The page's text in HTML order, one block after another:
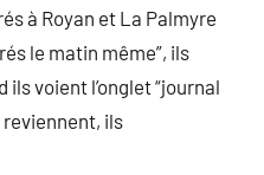
à Royan et La Palmyre
le matin même”, ils
voient l’onglet “journal
reviennent, ils